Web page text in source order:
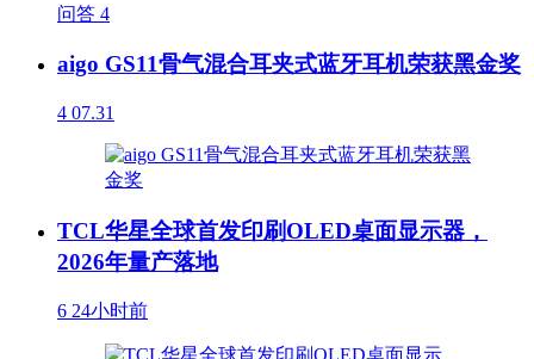
问答 4
aigo GS11骨气混合耳夹式蓝牙耳机荣获黑金奖
4 07.31
TCL华星全球首发印刷OLED桌面显示器，
2026年量产落地
6 24小时前